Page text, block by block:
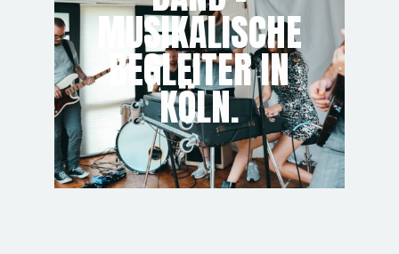
MUSIKALISCHE
BEGLEITER IN
KÖLN.